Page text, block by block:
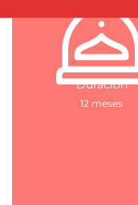
Duración
12 meses